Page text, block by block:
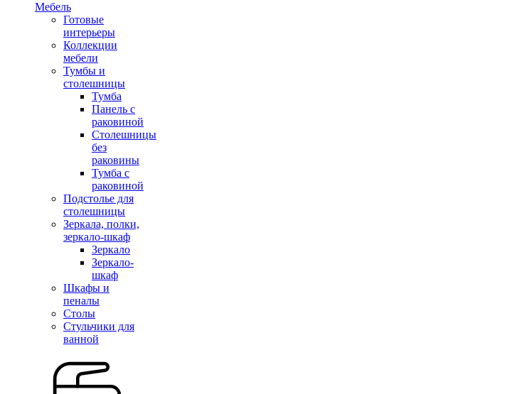
Мебель
Готовые
интерьеры
Коллекции
мебели
Тумбы и
столешницы
Тумба
Панель с
раковиной
Столешницы
без
раковины
Тумба с
раковиной
Подстолье для
столешницы
Зеркала, полки,
зеркало-шкаф
Зеркало
Зеркало-
шкаф
Шкафы и
пеналы
Столы
Стульчики для
ванной